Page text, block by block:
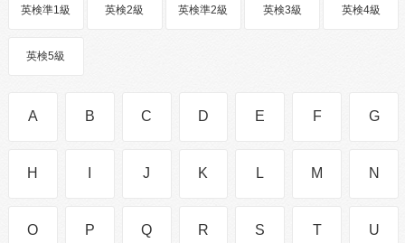
英検準1級 英検2級 英検準2級 英検3級 英検4級
英検5級
A B C D E F G
H J K L M N
O P Q R S T U